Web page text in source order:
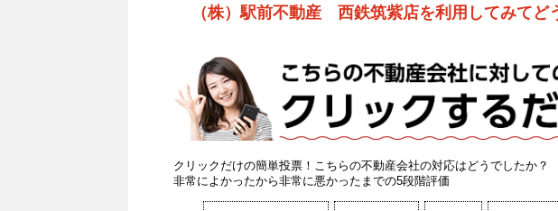
（株）駅前不動産 西鉄筑紫店を利用してみてど
クリックだけの簡単投票！こちらの不動産会社の対応はどうでしたか？
非常によかったから非常に悪かったまでの5段階評価